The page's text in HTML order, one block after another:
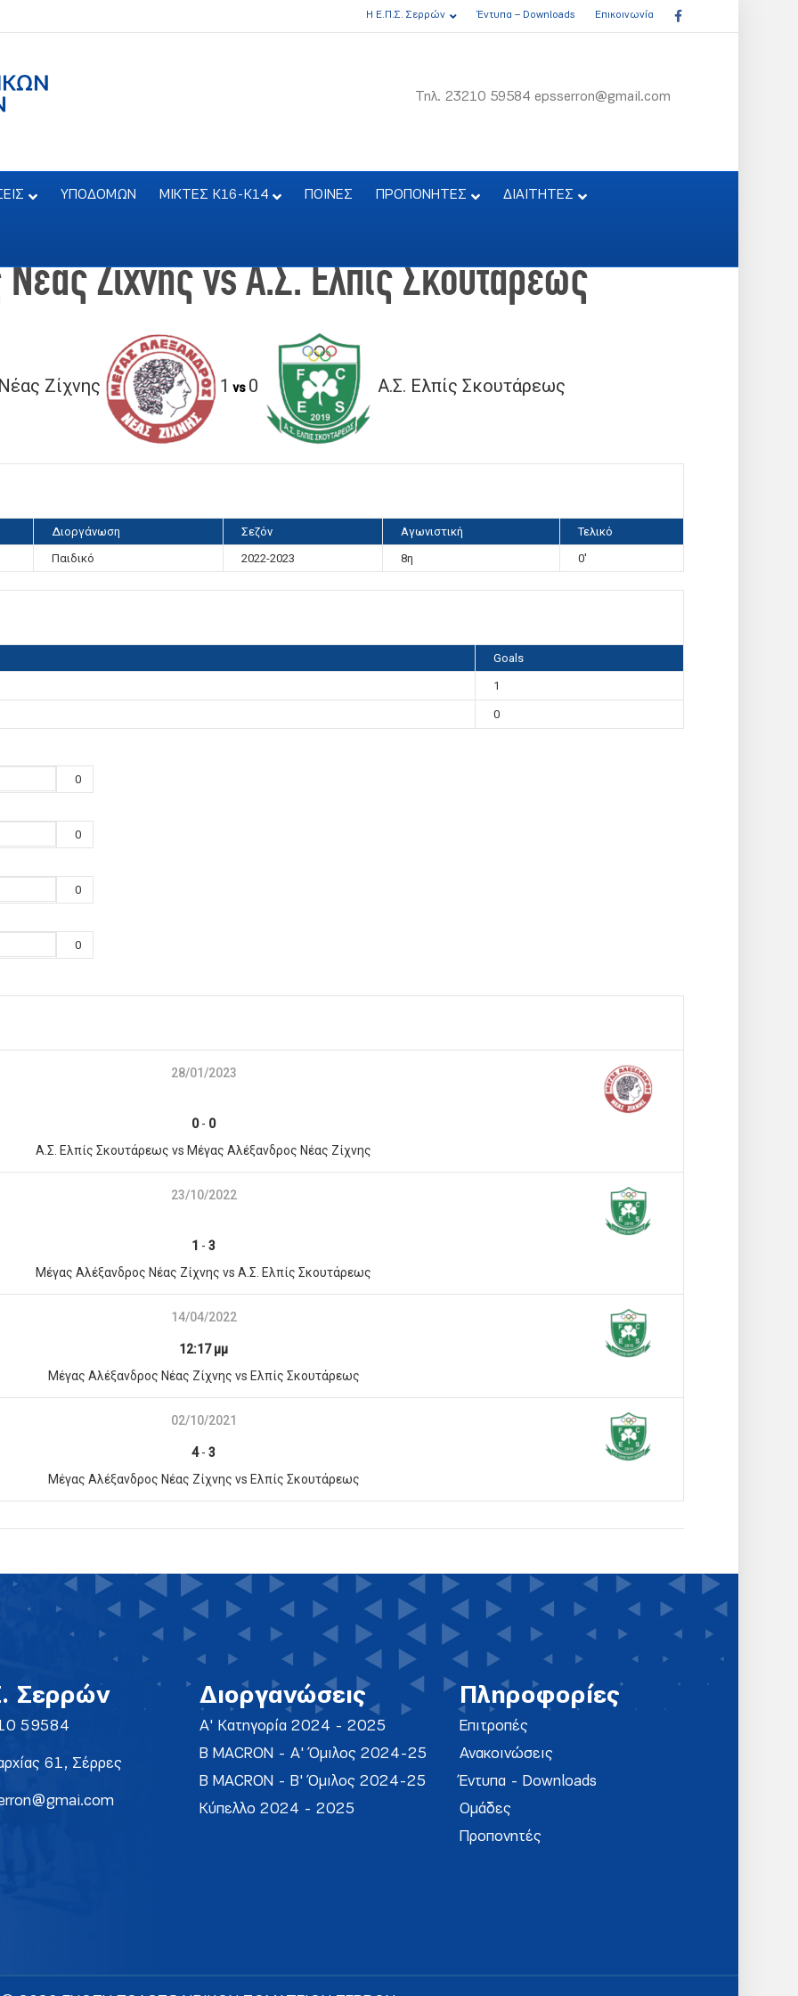
Η Ε.Π.Σ. Σερρών Έντυπα – Downloads Επικοινωνία Facebook
Τηλ. 23210 59584 epsserron@gmail.com
ΥΠΟΔΟΜΩΝ ΜΙΚΤΕΣ Κ16-Κ14 ΠΟΙΝΕΣ ΠΡΟΠΟΝΗΤΕΣ ΔΙΑΙΤΗΤΕΣ
Ζίχνης vs Α.Σ. Ελπίς Σκουτάρεως
Ζίχνης 1 vs 0 Α.Σ. Ελπίς Σκουτάρεως
Διοργάνωση Σεζόν Αγωνιστική
Τελικό
Παιδικό
2022-2023 8η 0'
Goals
1
0
0
0
0
0
28/01/2023
0- 0
Α.Σ. Ελπίς Σκουτάρεως vs Μέγας Αλέξανδρος Νέας Ζίχνης
23/10/2022
1 -3
Μέγας Αλέξανδρος Νέας Ζίχνης vs Α.Σ. Ελπίς Σκουτάρεως
14/04/2022
12:17 μμ
Μέγας Αλέξανδρος Νέας Ζίχνης vs Ελπίς Σκουτάρεως
02/10/2021
4-3
Μέγας Αλέξανδρος Νέας Ζίχνης vs Ελπίς Σκουτάρεως
Σερρών
59584
61, Σέρρες
Διοργανώσεις
Α' Κατηγορία 2024 - 2025
Β MACRON - Α' Όμιλος 2024-25
Β MACRON - Β' Όμιλος 2024-25
Κύπελλο 2024 - 2025
Πληροφορίες
Επιτροπές
Ανακοινώσεις
Έντυπα - Downloads
Ομάδες
Προπονητές